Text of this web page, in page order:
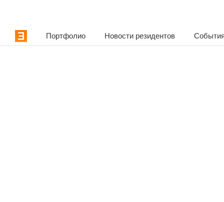
Портфолио Новости резидентов